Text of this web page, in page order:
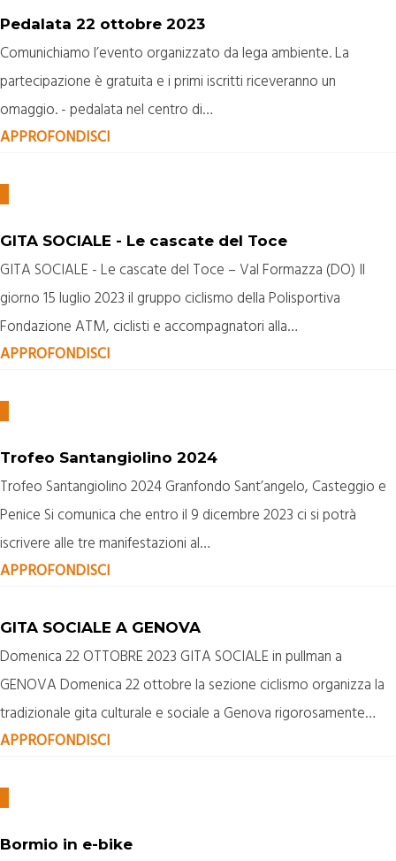
Pedalata 22 ottobre 2023
Comunichiamo l’evento organizzato da lega ambiente. La
partecipazione è gratuita e i primi iscritti riceveranno un
omaggio. - pedalata nel centro di…
APPROFONDISCI
GITA SOCIALE - Le cascate del Toce
GITA SOCIALE - Le cascate del Toce – Val Formazza (DO) Il
giorno 15 luglio 2023 il gruppo ciclismo della Polisportiva
Fondazione ATM, ciclisti e accompagnatori alla…
APPROFONDISCI
Trofeo Santangiolino 2024
Trofeo Santangiolino 2024 Granfondo Sant’angelo, Casteggio e
Penice Si comunica che entro il 9 dicembre 2023 ci si potrà
iscrivere alle tre manifestazioni al…
APPROFONDISCI
GITA SOCIALE A GENOVA
Domenica 22 OTTOBRE 2023 GITA SOCIALE in pullman a
GENOVA Domenica 22 ottobre la sezione ciclismo organizza la
tradizionale gita culturale e sociale a Genova rigorosamente…
APPROFONDISCI
Bormio in e-bike